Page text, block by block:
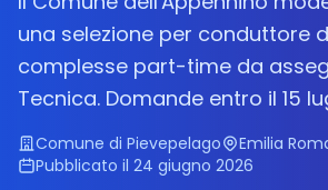
una selezione per conduttore
complesse part-time da
Tecnica. Domande entro il 15
Comune di Pievepelago
Emilia
Pubblicato il 24 giugno 2026